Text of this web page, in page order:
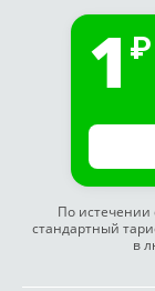
1
По истечении
стандартный
в